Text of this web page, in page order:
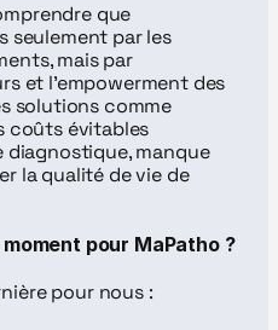
que
seulement par les
mais par
et l’empowerment des
solutions comme
coûts évitables
diagnostique, manque
la qualité de vie de
pour MaPatho ?
pour nous :